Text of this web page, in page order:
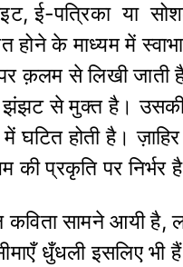
ई-पत्रिका या
होने के माध्यम में
क़लम से लिखी जाती
से मुक्त है। उसकी
घटित होती है।
की प्रकृति पर निर्भर
सामने आयी है,
धुँधली इसलिए भी